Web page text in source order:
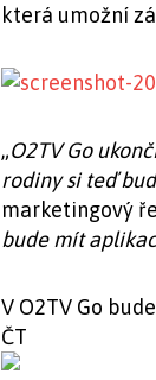
která umožní
„O2TV Go
rodiny si teď
marketingový
bude mít
V O2TV Go
ČT